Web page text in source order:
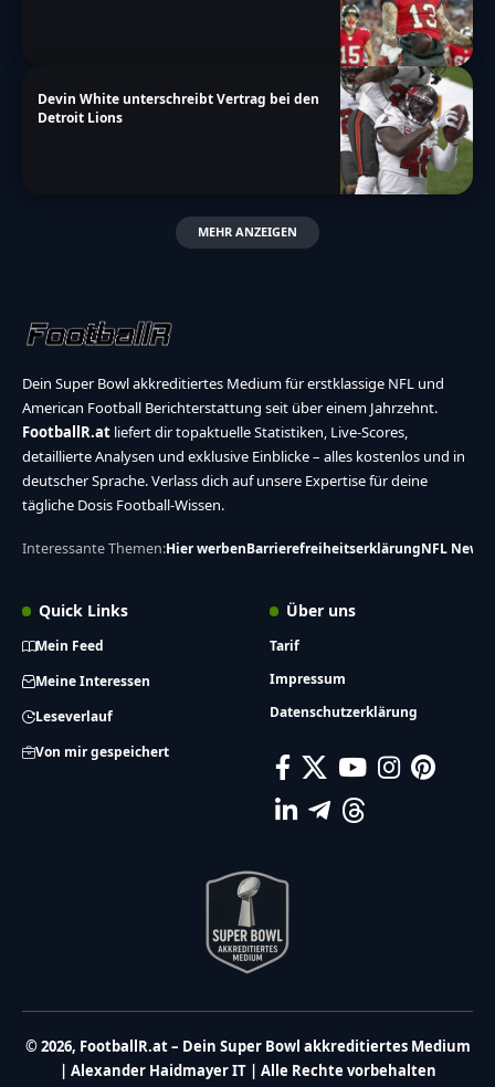
Devin White unterschreibt Vertrag bei den
Detroit Lions
MEHR ANZEIGEN
Dein Super Bowl akkreditiertes Medium für erstklassige NFL und
American Football Berichterstattung seit über einem Jahrzehnt.
FootballR.at liefert dir topaktuelle Statistiken, Live-Scores,
detaillierte Analysen und exklusive Einblicke – alles kostenlos und in
deutscher Sprache. Verlass dich auf unsere Expertise für deine
tägliche Dosis Football-Wissen.
Interessante Themen:Hier werbenBarrierefreiheitserklärungNFL News
Quick Links
Mein Feed
Meine Interessen
Leseverlauf
Von mir gespeichert
Über uns
Tarif
Impressum
Datenschutzerklärung
© 2026, FootballR.at – Dein Super Bowl akkreditiertes Medium
| Alexander Haidmayer IT | Alle Rechte vorbehalten